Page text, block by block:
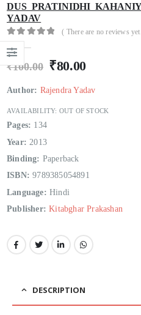
DUS PRATINIDHI
YADAV
( There are no reviews
₹100.00 ₹80.00
Author: Rajendra Yadav
AVAILABILITY: OUT OF STOCK
Pages: 134
Year: 2013
Binding: Paperback
ISBN: 9789385054891
Language: Hindi
Publisher: Kitabghar Prakashan
DESCRIPTION
₹ 215.00 ₹